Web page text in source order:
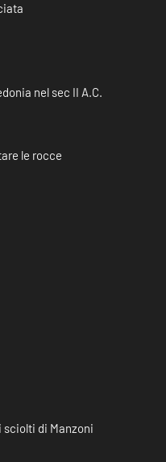
nel sec II A.C.
le rocce
sciolti di Manzoni